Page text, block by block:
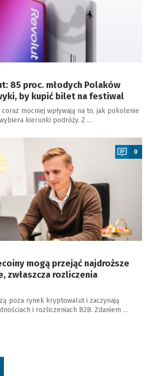
85 proc. młodych Polaków
by kupić bilet na festiwal
mocniej wpływają na to, jak pokolenie
kierunki podróży. Z …
0
mogą przejąć najdroższe
zwłaszcza rozliczenia
poza rynek kryptowalut i zaczynają
i rozliczeniach B2B. Zdaniem …